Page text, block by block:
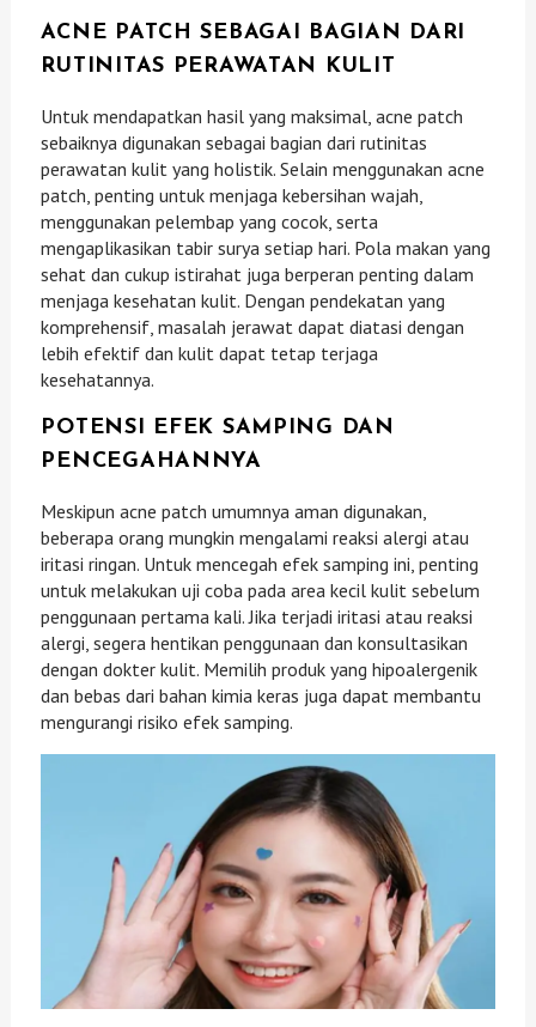
ACNE PATCH SEBAGAI BAGIAN DARI
RUTINITAS PERAWATAN KULIT
Untuk mendapatkan hasil yang maksimal, acne patch
sebaiknya digunakan sebagai bagian dari rutinitas
perawatan kulit yang holistik. Selain menggunakan acne
patch, penting untuk menjaga kebersihan wajah,
menggunakan pelembap yang cocok, serta
mengaplikasikan tabir surya setiap hari. Pola makan yang
sehat dan cukup istirahat juga berperan penting dalam
menjaga kesehatan kulit. Dengan pendekatan yang
komprehensif, masalah jerawat dapat diatasi dengan
lebih efektif dan kulit dapat tetap terjaga
kesehatannya.
POTENSI EFEK SAMPING DAN
PENCEGAHANNYA
Meskipun acne patch umumnya aman digunakan,
beberapa orang mungkin mengalami reaksi alergi atau
iritasi ringan. Untuk mencegah efek samping ini, penting
untuk melakukan uji coba pada area kecil kulit sebelum
penggunaan pertama kali. Jika terjadi iritasi atau reaksi
alergi, segera hentikan penggunaan dan konsultasikan
dengan dokter kulit. Memilih produk yang hipoalergenik
dan bebas dari bahan kimia keras juga dapat membantu
mengurangi risiko efek samping.